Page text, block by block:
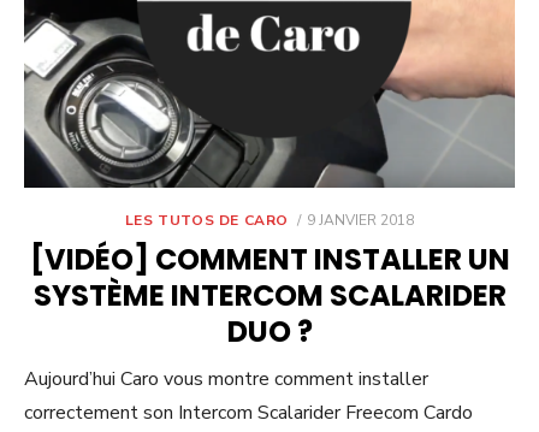
LES TUTOS DE CARO
POSTED
9 JANVIER 2018
[VIDÉO] COMMENT INSTALLER UN
SYSTÈME INTERCOM SCALARIDER
DUO ?
Aujourd’hui Caro vous montre comment installer
correctement son Intercom Scalarider Freecom Cardo